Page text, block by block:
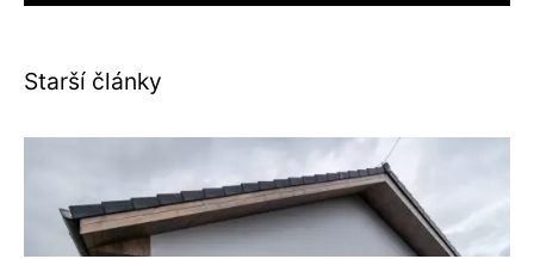
Starší články